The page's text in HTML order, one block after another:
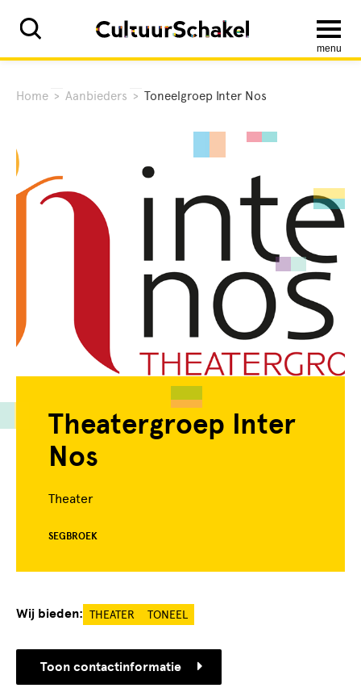
menu
Home > Aanbieders > Toneelgroep Inter Nos
Theatergroep Inter
Nos
Theater
SEGBROEK
Wij bieden: THEATER TONEEL
Toon contactinformatie